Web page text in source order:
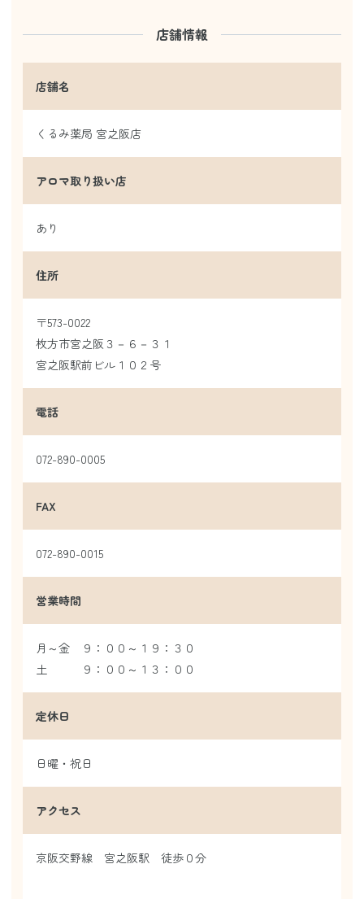
店舗情報
店舗名
くるみ薬局 宮之阪店
アロマ取り扱い店
あり
住所
〒573-0022
枚方市宮之阪３－６－３１
宮之阪駅前ビル１０２号
電話
072-890-0005
FAX
072-890-0015
営業時間
月～金 ９：００～１９：３０
土 ９：００～１３：００
定休日
日曜・祝日
アクセス
京阪交野線 宮之阪駅 徒歩０分